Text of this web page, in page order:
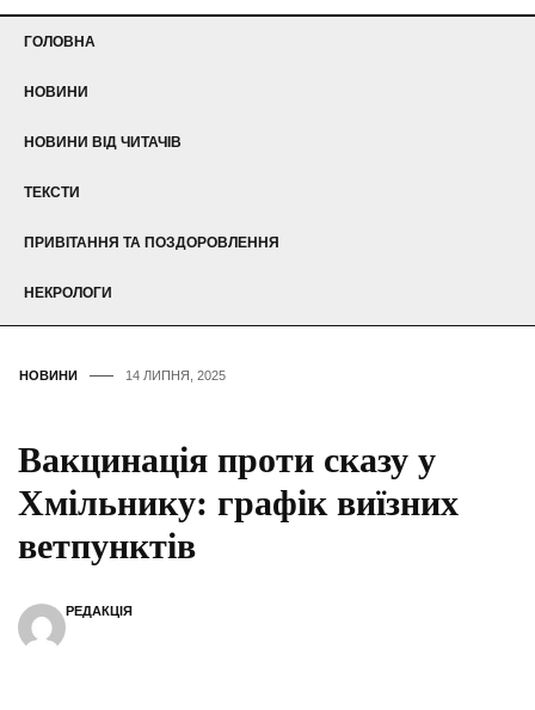
ГОЛОВНА
НОВИНИ
НОВИНИ ВІД ЧИТАЧІВ
ТЕКСТИ
ПРИВІТАННЯ ТА ПОЗДОРОВЛЕННЯ
НЕКРОЛОГИ
НОВИНИ 14 ЛИПНЯ, 2025
Вакцинація проти сказу у
Хмільнику: графік виїзних
ветпунктів
РЕДАКЦІЯ